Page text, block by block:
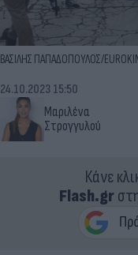
ΒΑΣΙΛΗΣ ΠΑΠΑΔΟΠΟΥΛΟΣ/
Μαριλένα
Στρογγυλού
24.10.2023 15:50
Κάνε
Flash.gr